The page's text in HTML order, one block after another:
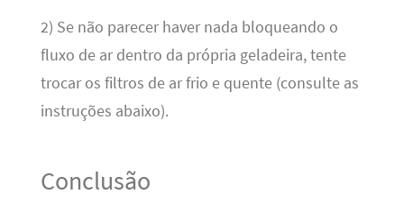
2) Se não parecer haver nada bloqueando o
fluxo de ar dentro da própria geladeira, tente
trocar os filtros de ar frio e quente (consulte as
instruções abaixo).
Conclusão